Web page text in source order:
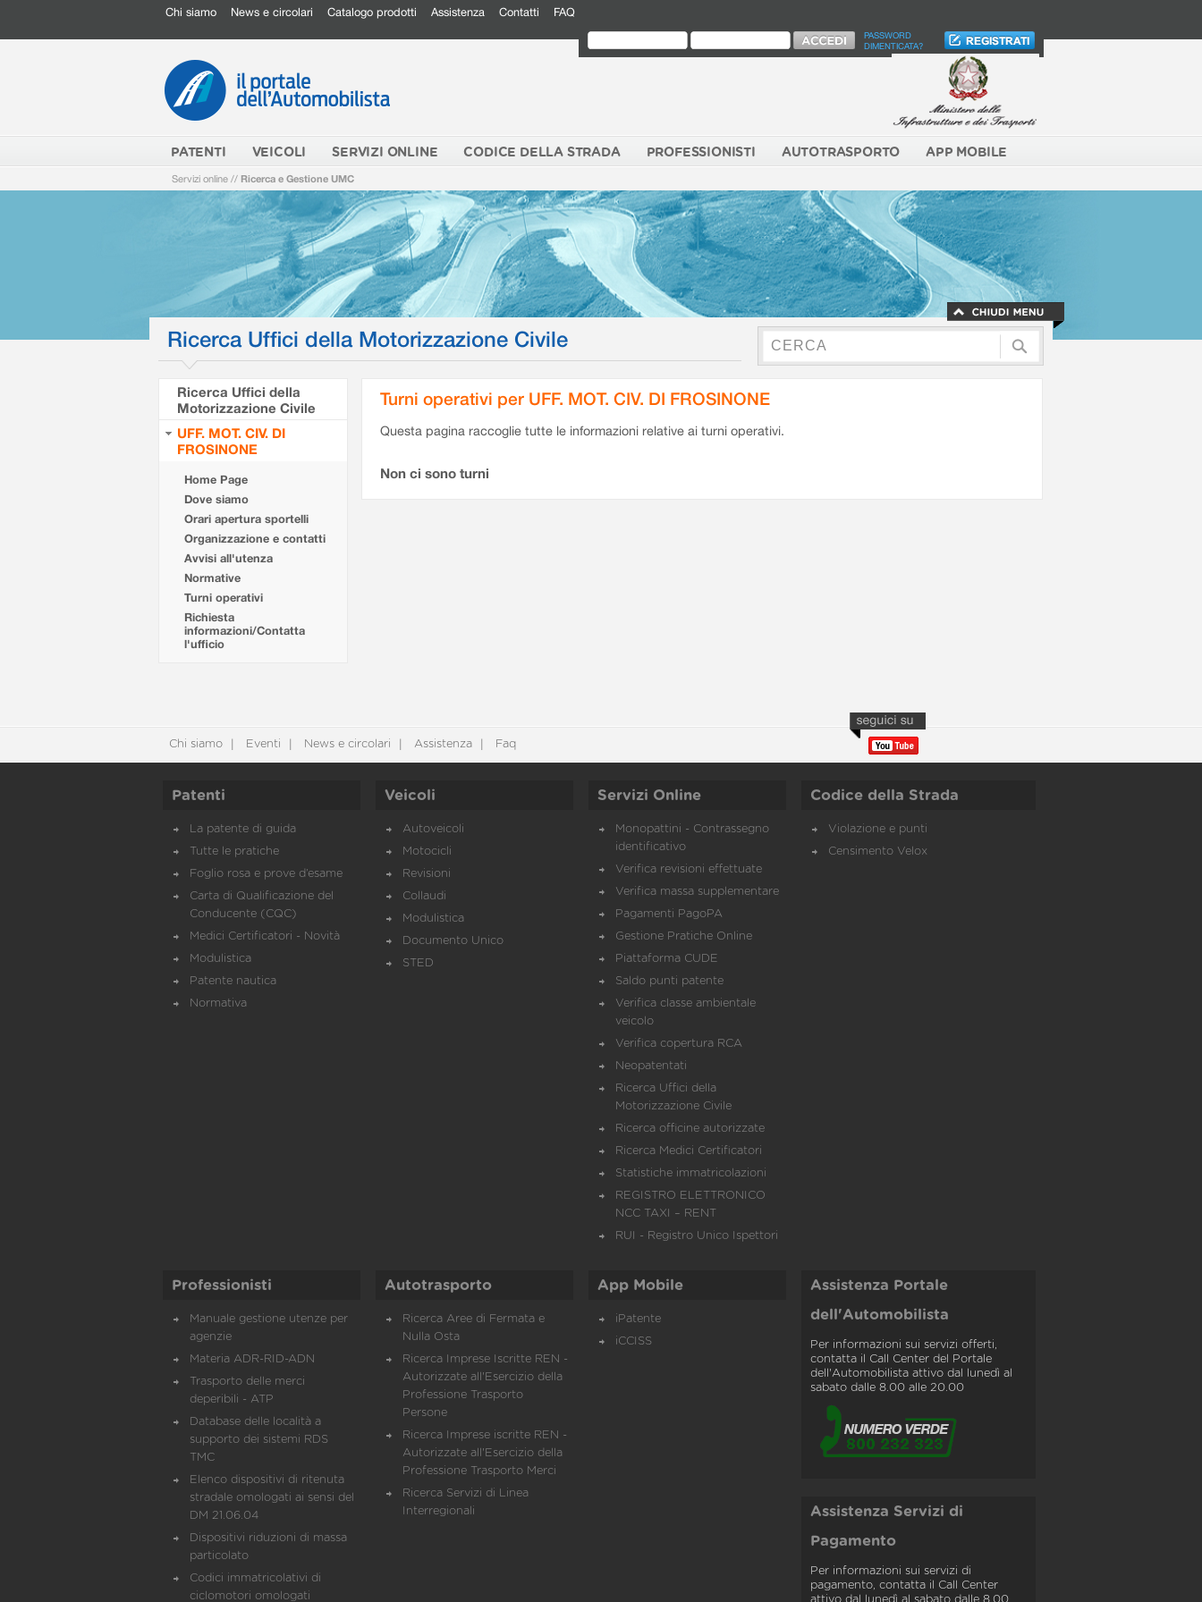
Chi siamo News e circolari Catalogo prodotti Assistenza Contatti FAQ
PASSWORD
DIMENTICATA?
PATENTI VEICOLI SERVIZI ONLINE CODICE DELLA STRADA PROFESSIONISTI AUTOTRASPORTO APP MOBILE
Servizi online // Ricerca e Gestione UMC
Ricerca Uffici della Motorizzazione Civile
Ricerca Uffici della
Motorizzazione Civile
UFF. MOT. CIV. DI
FROSINONE
Home Page
Dove siamo
Orari apertura sportelli
Organizzazione e contatti
Avvisi all'utenza
Normative
Turni operativi
Richiesta
informazioni/Contatta
l'ufficio
Turni operativi per UFF. MOT. CIV. DI FROSINONE
Questa pagina raccoglie tutte le informazioni relative ai turni operativi.
Non ci sono turni
Chi siamo Eventi News e circolari Assistenza Faq
Patenti
La patente di guida
Tutte le pratiche
Foglio rosa e prove d’esame
Carta di Qualificazione del
Conducente (CQC)
Medici Certificatori - Novità
Modulistica
Patente nautica
Normativa
Veicoli
Autoveicoli
Motocicli
Revisioni
Collaudi
Modulistica
Documento Unico
STED
Servizi Online
Monopattini - Contrassegno
identificativo
Verifica revisioni effettuate
Verifica massa supplementare
Pagamenti PagoPA
Gestione Pratiche Online
Piattaforma CUDE
Saldo punti patente
Verifica classe ambientale
veicolo
Verifica copertura RCA
Neopatentati
Ricerca Uffici della
Motorizzazione Civile
Ricerca officine autorizzate
Ricerca Medici Certificatori
Statistiche immatricolazioni
REGISTRO ELETTRONICO
NCC TAXI – RENT
RUI - Registro Unico Ispettori
Codice della Strada
Violazione e punti
Censimento Velox
Professionisti
Manuale gestione utenze per
agenzie
Materia ADR-RID-ADN
Trasporto delle merci
deperibili - ATP
Database delle località a
supporto dei sistemi RDS
TMC
Elenco dispositivi di ritenuta
stradale omologati ai sensi del
DM 21.06.04
Dispositivi riduzioni di massa
particolato
Codici immatricolativi di
ciclomotori omologati
Autotrasporto
Ricerca Aree di Fermata e
Nulla Osta
Ricerca Imprese Iscritte REN -
Autorizzate all'Esercizio della
Professione Trasporto
Persone
Ricerca Imprese iscritte REN -
Autorizzate all'Esercizio della
Professione Trasporto Merci
Ricerca Servizi di Linea
Interregionali
App Mobile
iPatente
iCCISS
Assistenza Portale
dell'Automobilista
Per informazioni sui servizi offerti,
contatta il Call Center del Portale
dell'Automobilista attivo dal lunedì al
sabato dalle 8.00 alle 20.00
Assistenza Servizi di
Pagamento
Per informazioni sui servizi di
pagamento, contatta il Call Center